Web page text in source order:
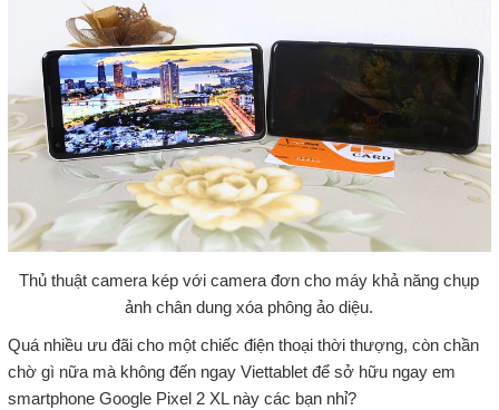
Thủ thuật camera kép với camera đơn cho máy khả năng chụp
ảnh chân dung xóa phông ảo diệu.
Quá nhiều ưu đãi cho một chiếc điện thoại thời thượng, còn chần
chờ gì nữa mà không đến ngay Viettablet để sở hữu ngay em
smartphone Google Pixel 2 XL này các bạn nhỉ?